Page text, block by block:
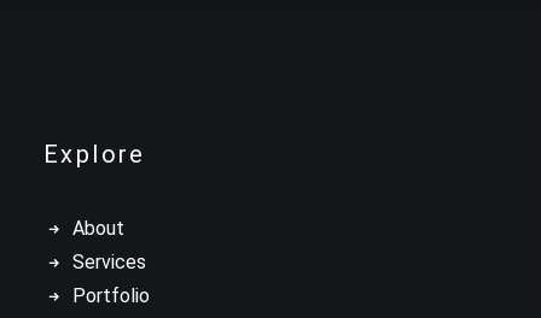
Explore
About
Services
Portfolio